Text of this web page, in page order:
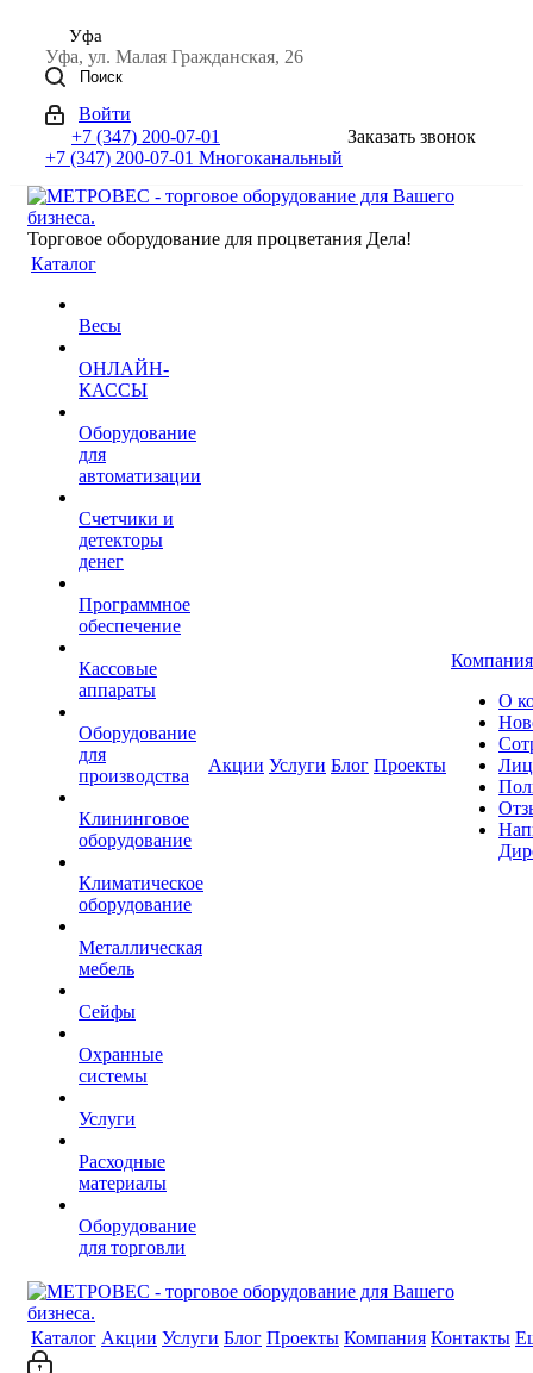
Уфа
Уфа, ул. Малая Гражданская, 26
Поиск
Войти
+7 (347) 200-07-01
+7 (347) 200-07-01 Многоканальный
Заказать звонок
Торговое оборудование для процветания Дела!
Каталог
Весы
ОНЛАЙН-
КАССЫ
Оборудование
для
автоматизации
Счетчики и
детекторы
денег
Программное
обеспечение
Кассовые
аппараты
Оборудование
для
производства
Клининговое
оборудование
Климатическое
оборудование
Металлическая
мебель
Сейфы
Охранные
системы
Услуги
Расходные
материалы
Оборудование
для торговли
Акции Услуги Блог Проекты
Компания
О
Каталог Акции Услуги Блог Проекты Компания Контакты